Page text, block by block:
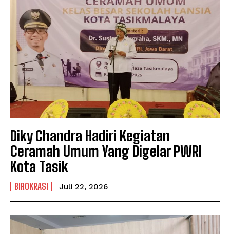
Diky Chandra Hadiri Kegiatan
Ceramah Umum Yang Digelar PWRI
Kota Tasik
BIROKRASI Juli 22, 2026